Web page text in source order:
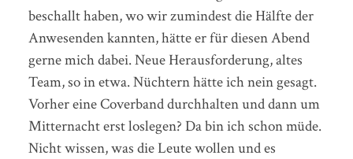
beschallt haben, wo wir zumindest die Hälfte der
Anwesenden kannten, hätte er für diesen Abend
gerne mich dabei. Neue Herausforderung, altes
Team, so in etwa. Nüchtern hätte ich nein gesagt.
Vorher eine Coverband durchhalten und dann um
Mitternacht erst loslegen? Da bin ich schon müde.
Nicht wissen, was die Leute wollen und es